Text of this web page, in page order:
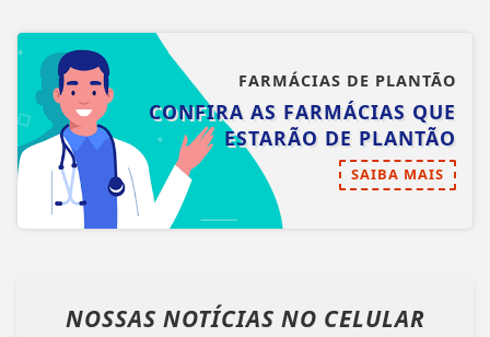
FARMÁCIAS DE PLANTÃO
CONFIRA AS FARMÁCIAS QUE
ESTARÃO DE PLANTÃO
SAIBA MAIS
NOSSAS NOTÍCIAS NO CELULAR